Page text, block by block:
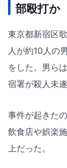
部殴打か
東京都新宿区
人が約10人の
をした。男ら
宿署が殺人未
事件が起きた
飲食店や娯楽
上だった。